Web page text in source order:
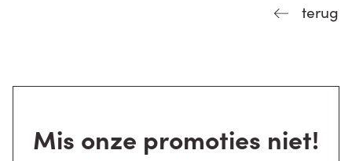
terug
Mis onze promoties niet!